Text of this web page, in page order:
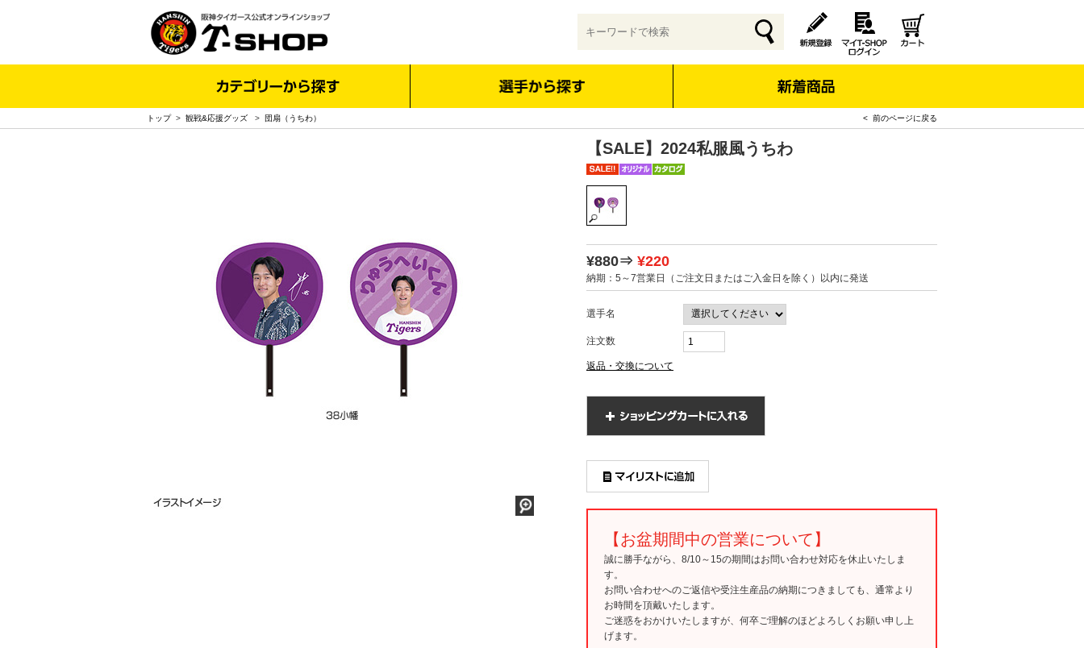
トップ> 観戦&応援グッズ > 団扇（うちわ） < 前のページに戻る
【SALE】2024私服風うちわ
¥880⇒ ¥220
納期：5～7営業日（ご注文日またはご入金日を除く）以内に発送
選手名
注文数
返品・交換について
【お盆期間中の営業について】
誠に勝手ながら、8/10～15の期間はお問い合わせ対応を休止いたしま
す。
お問い合わせへのご返信や受注生産品の納期につきましても、通常より
お時間を頂戴いたします。
ご迷惑をおかけいたしますが、何卒ご理解のほどよろしくお願い申し上
げます。